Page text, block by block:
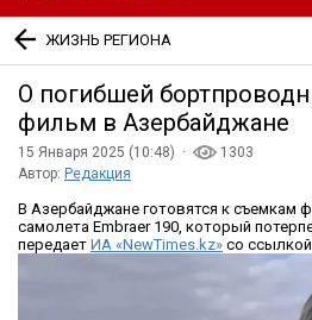
ЖИЗНЬ РЕГИОНА
O погибшей
фильм в Азербайджане
15 Января 2025 (10:48) ·
1303
Автор: Редакция
В Азербайджане готовятся к съемкам
самолета Embraer 190, который
передает ИА «NewTimes.kz» со